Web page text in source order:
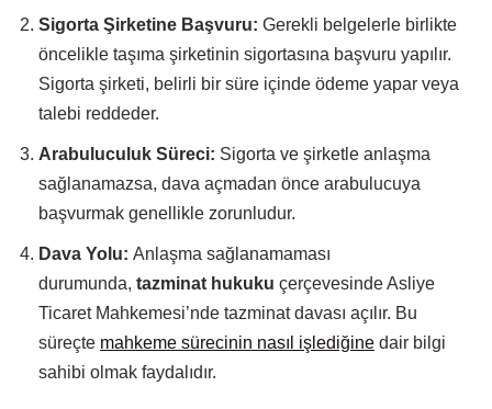
Sigorta Şirketine Başvuru: Gerekli belgelerle birlikte
öncelikle taşıma şirketinin sigortasına başvuru yapılır.
Sigorta şirketi, belirli bir süre içinde ödeme yapar veya
talebi reddeder.
Arabuluculuk Süreci: Sigorta ve şirketle anlaşma
sağlanamazsa, dava açmadan önce arabulucuya
başvurmak genellikle zorunludur.
Dava Yolu: Anlaşma sağlanamaması
durumunda, tazminat hukuku çerçevesinde Asliye
Ticaret Mahkemesi’nde tazminat davası açılır. Bu
süreçte mahkeme sürecinin nasıl işlediğine dair bilgi
sahibi olmak faydalıdır.